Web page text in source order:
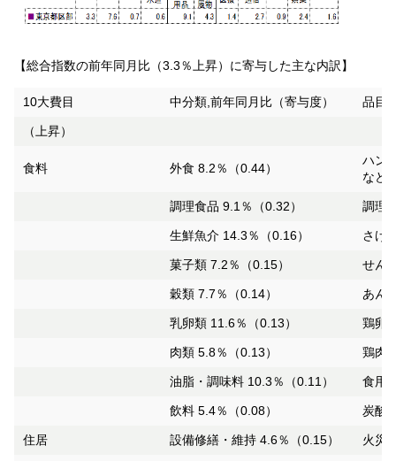
【総合指数の前年同月比（3.3％上昇）に寄与した主な内訳】
10大費目 中分類,前年同月比（寄与度） 品目,
（上昇）
食料 外食 8.2％（0.44）
ハン
など
調理食品 9.1％（0.32） 調理
生鮮魚介 14.3％（0.16） さけ
菓子類 7.2％（0.15） せん
穀類 7.7％（0.14） あん
乳卵類 11.6％（0.13） 鶏卵
肉類 5.8％（0.13） 鶏肉
油脂・調味料 10.3％（0.11） 食用
飲料 5.4％（0.08） 炭酸
住居 設備修繕・維持 4.6％（0.15） 火災